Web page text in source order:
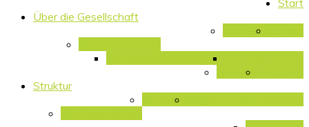
Start
Über die Gesellschaft
Überblick
SK – Qualitätsstandards
Satzung
Struktur
Vorstand